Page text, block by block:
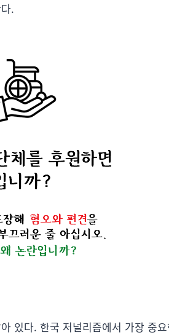
.
있다. 한국 저널리즘에서 가장 중